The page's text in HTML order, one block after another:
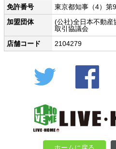
免許番号
東京都知事（4）第
加盟団体
(公社)全日本不動産
取引協議会
店舗コード
2104279
Twitter